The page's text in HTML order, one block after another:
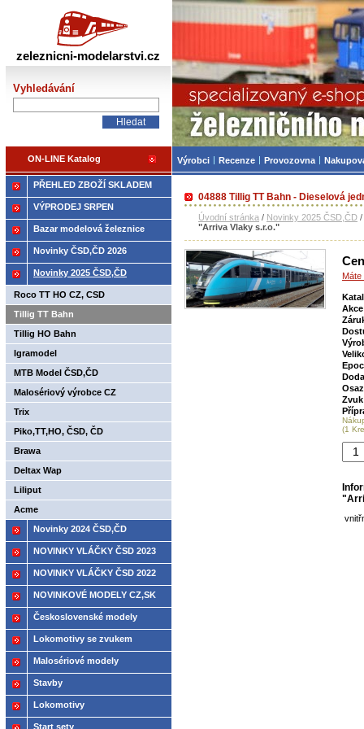
04888 Tillig TT Bahn - Dieselová
Úvodní stránka / Novinky 2025 ČSD,ČD /
"Arriva Vlaky s.r.o."
(1
PŘEHLED ZBOŽÍ SKLADEM
VÝPRODEJ SRPEN
Bazar modelová železnice
Novinky ČSD,ČD 2026
Novinky 2025 ČSD,ČD
Roco TT HO CZ, CSD
Tillig TT Bahn
Tillig HO Bahn
Igramodel
MTB Model ČSD,ČD
Malosériový výrobce CZ
Trix
Piko,TT,HO, ČSD, ČD
Brawa
Deltax Wap
Liliput
Acme
Novinky 2024 ČSD,ČD
NOVINKY VLÁČKY ČSD 2023
NOVINKY VLÁČKY ČSD 2022
NOVINKOVÉ MODELY CZ,SK
2021
Československé modely
ČSD,ČD
Lokomotivy se zvukem
Malosériové modely
Stavby
Lokomotivy
Start sety
zeleznicni-modelarstvi.cz
Vyhledávání
ON-LINE Katalog
Železniční
Výrobci Recenze Provozovna